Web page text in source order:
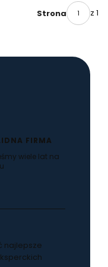
Strona z 1
FIRMA
wiele lat na
najlepsze